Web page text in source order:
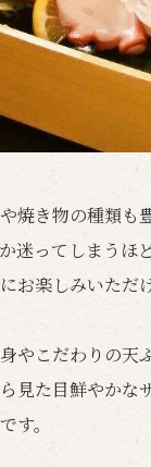
焼き物の種類も
迷ってしまうほ
お楽しみいただけ
やこだわりの天
見た目鮮やかな
す。